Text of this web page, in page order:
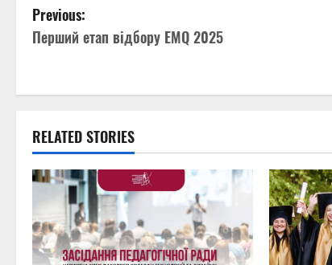
P
o
s
n
a
v
i
Previous:
Перший етап відбору EMQ 2025
RELATED STORIES